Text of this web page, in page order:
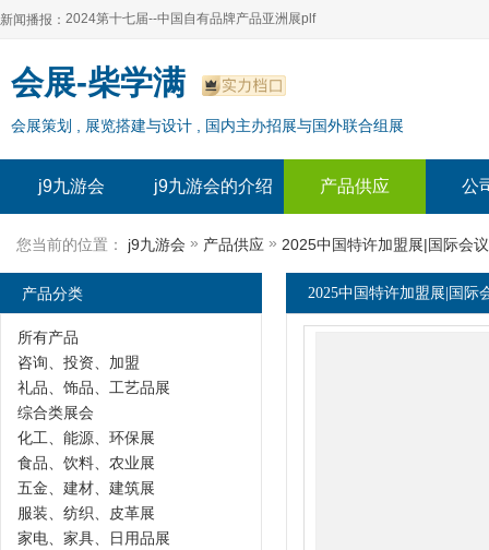
新闻播报：
2024上海自有品牌展--百货展|食品展 零售展|oem展
2024全球自有--品牌产品亚洲展（plf）
2024上海自有品牌展--2024上海oem 贴牌代加工展
2024第十七届--中国自有品牌产品亚洲展plf
2024全球自有--品牌产品亚洲展（plf）
2024年上海--第17届自有品牌展
会展-柴学满
会展策划 , 展览搭建与设计 , 国内主办招展与国外联合组展
j9九游会 j9九游会的介绍 产品供应 公
您当前的位置： j9九游会 » 产品供应 » 2025中国特许加盟展|国际会
2025中国特许加盟展|国际
产品分类
所有产品
咨询、投资、加盟
礼品、饰品、工艺品展
综合类展会
化工、能源、环保展
食品、饮料、农业展
五金、建材、建筑展
服装、纺织、皮革展
家电、家具、日用品展